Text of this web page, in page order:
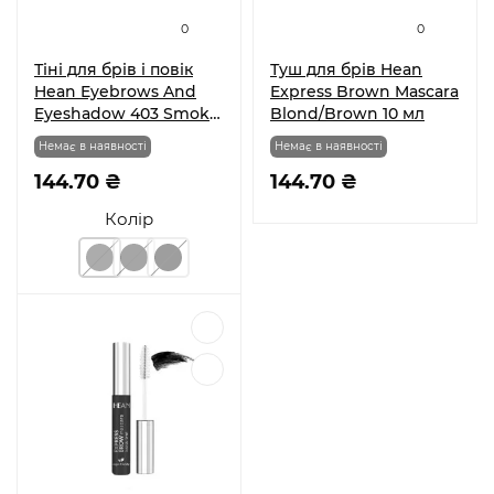
0
Тіні для брів і повік
Hean Eyebrows And
Eyeshadow 403 Smoke
1,9 г
Колір
144.70 ₴
Немає в наявності
0
Туш для брів Hean
Express Brown Mascara
Blond/Brown 10 мл
144.70 ₴
Немає в наявності